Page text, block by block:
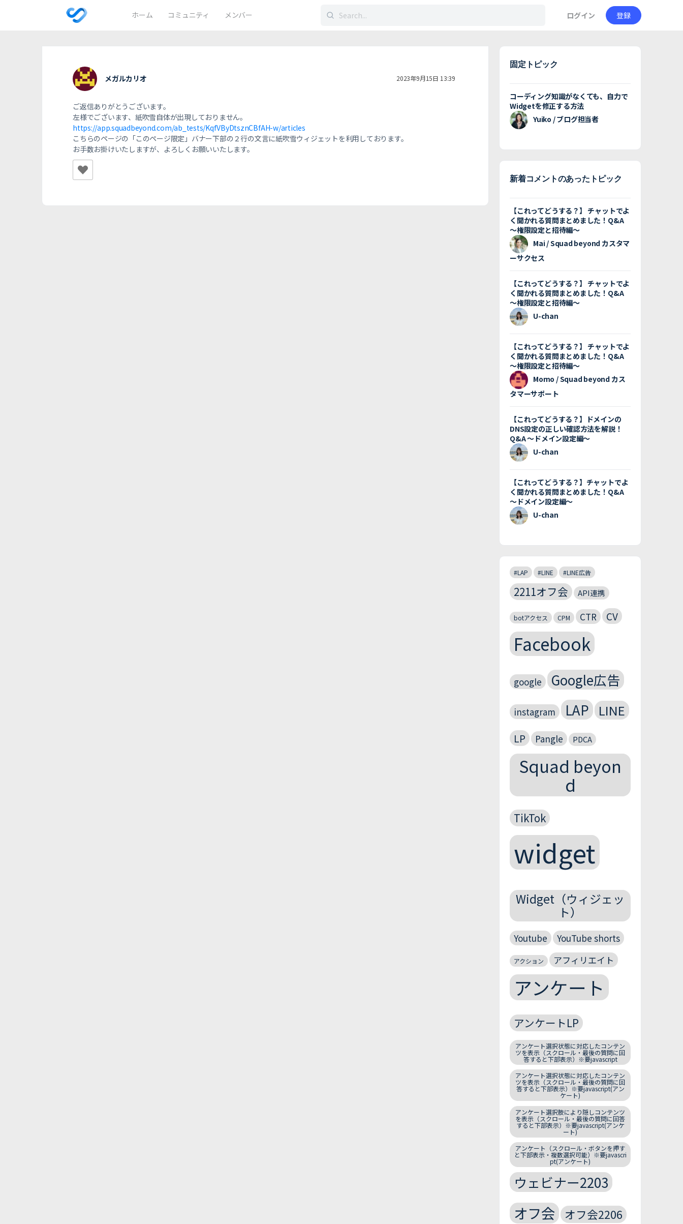
ホーム コミュニティ メンバー
検
ログイン 登録
メガルカリオ 2023年9月15日 13:39
ご返信ありがとうございます。
左様でございます、紙吹雪自体が出現しておりません。
https://app.squadbeyond.com/ab_tests/KqfVByDtsznCBfAH-w/articles
こちらのページの「このページ限定」バナー下部の２行の文言に紙吹雪ウィジェットを利用しております。
お手数お掛けいたしますが、よろしくお願いいたします。
固定トピック
コーディング知識がなくても、自力で
Widgetを修正する方法
Yuiko / ブログ担当者
新着コメントのあったトピック
【これってどうする？】 チャットでよ
く聞かれる質問まとめました！Q&A
〜権限設定と招待編〜
Mai / Squad beyond カスタマ
ーサクセス
【これってどうする？】 チャットでよ
く聞かれる質問まとめました！Q&A
〜権限設定と招待編〜
U-chan
【これってどうする？】 チャットでよ
く聞かれる質問まとめました！Q&A
〜権限設定と招待編〜
Momo / Squad beyond カス
タマーサポート
【これってどうする？】ドメインの
DNS設定の正しい確認方法を解説！
Q&A 〜ドメイン設定編〜
U-chan
【これってどうする？】チャットでよ
く聞かれる質問まとめました！Q&A
〜ドメイン設定編〜
U-chan
#LAP #LINE #LINE広告
2211オフ会 API連携
botアクセス CPM CTR CV
Facebook
google Google広告
instagram LAP LINE
LP Pangle PDCA
Squad beyon
d
TikTok
widget
Widget（ウィジェッ
ト）
Youtube YouTube shorts
アクション アフィリエイト
アンケート
アンケートLP
アンケート選択状態に対応したコンテン
ツを表示（スクロール・最後の質問に回
答すると下部表示）※要javascript
アンケート選択状態に対応したコンテン
ツを表示（スクロール・最後の質問に回
答すると下部表示）※要javascript(アン
ケート)
アンケート選択肢により隠しコンテンツ
を表示（スクロール・最後の質問に回答
すると下部表示）※要javascript(アンケ
ート)
アンケート（スクロール・ボタンを押す
と下部表示・複数選択可能）※要javascri
pt(アンケート)
ウェビナー2203
オフ会 オフ会2206